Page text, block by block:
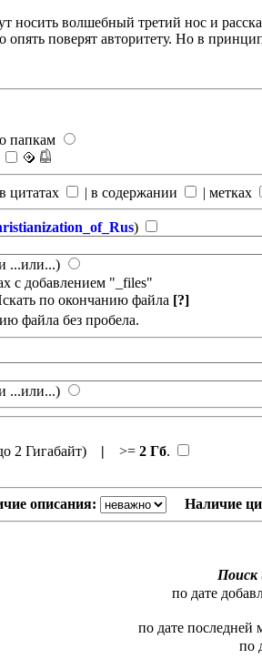
волшебный третий нос и
поверят авторитету. Но в
папкам
цитатах | в содержании | метках
)
...или...)
с добавлением "_files"
по окончанию файла [?]
файла без пробела.
...или...)
2 Гигабайт) | >= 2 Гб.
описания: Наличие
Поиск
по дате
по дате
по